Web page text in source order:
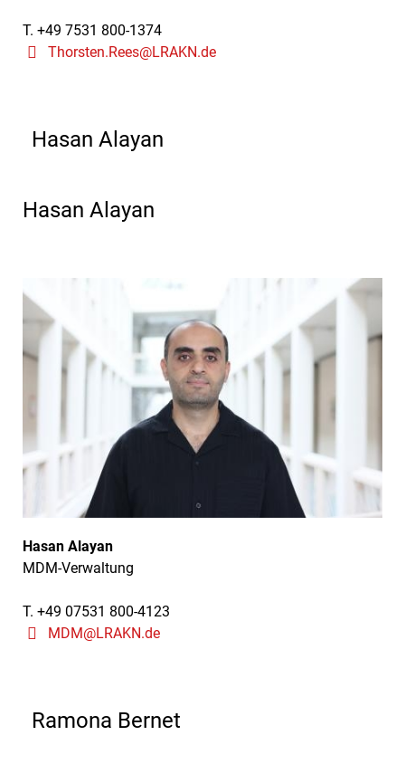
T. +49 7531 800-1374
Thorsten.Rees@LRAKN.de
Hasan Alayan
Hasan Alayan
Hasan Alayan
MDM-Verwaltung
T. +49 07531 800-4123
MDM@LRAKN.de
Ramona Bernet